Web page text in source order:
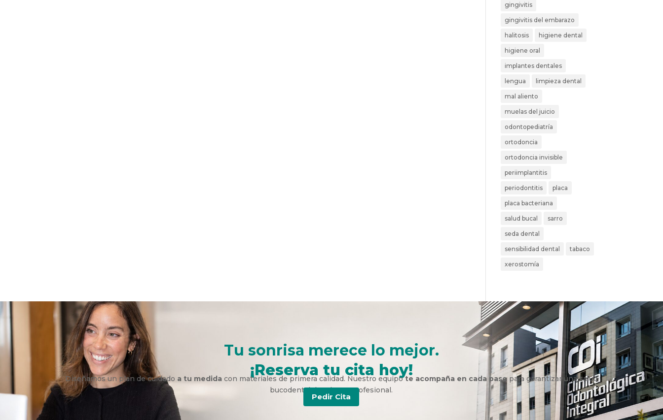
gingivitis
gingivitis del embarazo
halitosis higiene dental
higiene oral
implantes dentales
lengua limpieza dental
mal aliento
muelas del juicio
odontopediatría
ortodoncia
ortodoncia invisible
periimplantitis
periodontitis placa
placa bacteriana
salud bucal sarro
seda dental
sensibilidad dental tabaco
xerostomía
Tu sonrisa merece lo mejor.
¡Reserva tu cita hoy!
Diseñamos un plan de cuidado a tu medidacon materiales de primera calidad. Nuestro equipote acompaña en cada pasopara garantizar una salud
bucodental duradera y profesional.
Pedir Cita